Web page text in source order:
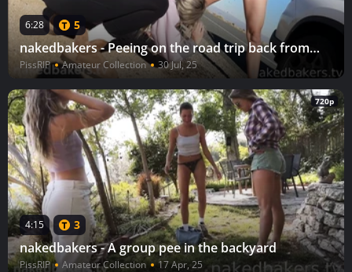
6:28 5
nakedbakers - Peeing on the road trip back from Mammoth
PissRIP Amateur Collection 30 Jul, 25
720p
4:15 3
nakedbakers - A group pee in the backyard
PissRIP Amateur Collection 17 Apr, 25